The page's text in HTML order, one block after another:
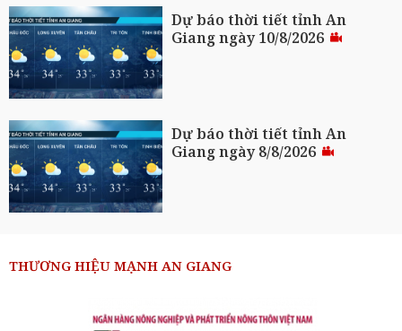
Dự báo thời tiết tỉnh An
Giang ngày 10/8/2026
Dự báo thời tiết tỉnh An
Giang ngày 8/8/2026
THƯƠNG HIỆU MẠNH AN GIANG